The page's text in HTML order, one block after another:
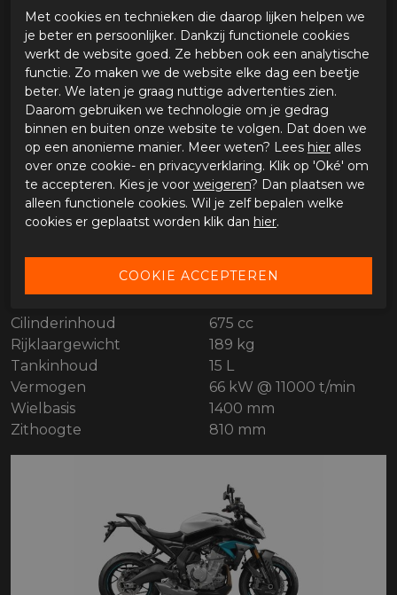
SPECIFICATIES CFMOTO 675NK
WHITE
Merk
CFMoto
Leveranciercode
258675NK00100
Categorie
Naked
Kleur
wit
Bestelcode
65524953258675nk00100
2020 mm / 849 mm /
Cilinderinhoud
675 cc
Rijklaargewicht
189 kg
Tankinhoud
15 L
Vermogen
66 kW @ 11000 t/min
Wielbasis
1400 mm
Zithoogte
810 mm
Met cookies en technieken die daarop lijken helpen we
je beter en persoonlijker. Dankzij functionele cookies
werkt de website goed. Ze hebben ook een analytische
functie. Zo maken we de website elke dag een beetje
beter. We laten je graag nuttige advertenties zien.
Daarom gebruiken we technologie om je gedrag
binnen en buiten onze website te volgen. Dat doen we
op een anonieme manier. Meer weten? Lees hier alles
over onze cookie- en privacyverklaring. Klik op 'Oké' om
te accepteren. Kies je voor weigeren? Dan plaatsen we
alleen functionele cookies. Wil je zelf bepalen welke
cookies er geplaatst worden klik dan hier.